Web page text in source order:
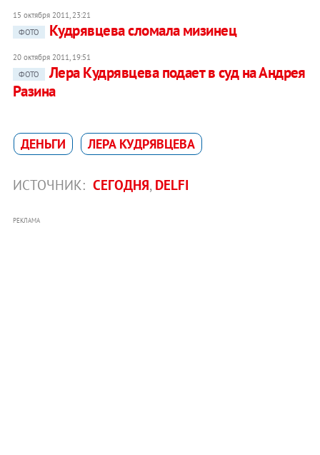
15 октября 2011, 23:21
ФОТО
Кудрявцева сломала мизинец
20 октября 2011, 19:51
ФОТО
Лера Кудрявцева подает в суд на Андрея
Разина
ДЕНЬГИ ЛЕРА КУДРЯВЦЕВА
ИСТОЧНИК: СЕГОДНЯ, DELFI
РЕКЛАМА